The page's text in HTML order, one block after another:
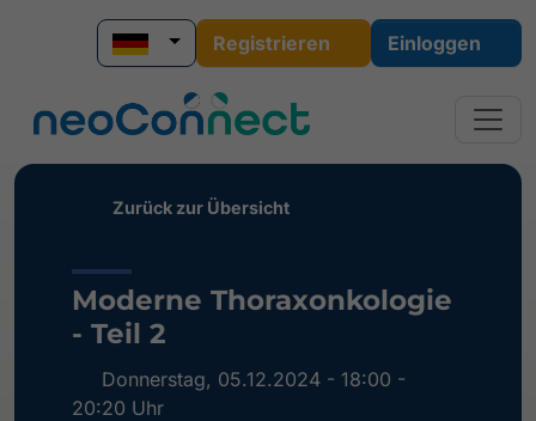
Registrieren Einloggen
Zurück zur Übersicht
Moderne Thoraxonkologie
- Teil 2
Donnerstag, 05.12.2024 - 18:00 -
20:20 Uhr